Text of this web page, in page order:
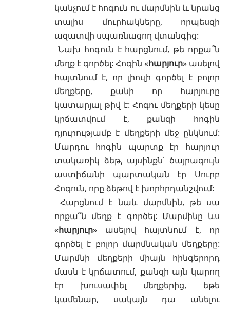
կանչում է հոգուն ու մարմնին և նրանց
տալիս մուրհակները, որպեսզի
ազատվի սպառնացող վտանգից:
Նախ հոգուն է հարցնում, թե որքա՞ն
մեղք է գործել: Հոգին «հարյուր» ասելով
հայտնում է, որ լիուլի գործել է բոլոր
մեղքերը, քանի որ հարյուրը
կատարյալ թիվ է: Հոգու մեղքերի կեսը
կրճատվում է, քանզի հոգին
դյուրությամբ է մեղքերի մեջ ընկնում:
Մարդու հոգին պարտք էր հարյուր
տակառիկ ձեթ, այսինքն՝ ծայրագույն
աստիճանի պարտական էր Սուրբ
Հոգուն, որը ձեթով է խորհրդանշվում:
Հարցնում է նաև մարմնին, թե սա
որքա՞ն մեղք է գործել: Մարմինը ևս
«հարյուր» ասելով հայտնում է, որ
գործել է բոլոր մարմնական մեղքերը:
Մարմնի մեղքերի միայն հինգերորդ
մասն է կրճատում, քանզի այն կարող
էր խուսափել մեղքերից, եթե
կամենար, սակայն դա անելու